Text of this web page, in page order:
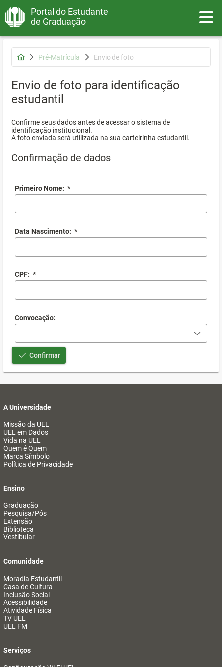
Portal do Estudante
de Graduação
Pré-Matrícula Envio de foto
Envio de foto para identificação
estudantil
Confirme seus dados antes de acessar o sistema de
identificação institucional.
A foto enviada será utilizada na sua carteirinha estudantil.
Confirmação de dados
Primeiro Nome: *
Data Nascimento: *
CPF: *
Convocação:
Confirmar
A Universidade
Missão da UEL
UEL em Dados
Vida na UEL
Quem é Quem
Marca Símbolo
Política de Privacidade
Ensino
Graduação
Pesquisa/Pós
Extensão
Biblioteca
Vestibular
Comunidade
Moradia Estudantil
Casa de Cultura
Inclusão Social
Acessibilidade
Atividade Física
TV UEL
UEL FM
Serviços